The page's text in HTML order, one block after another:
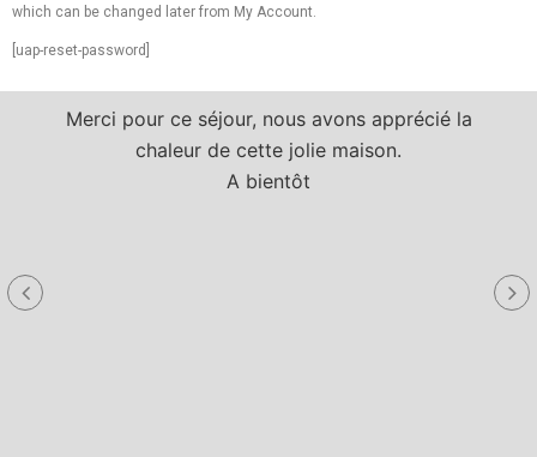
which can be changed later from My Account.
[uap-reset-password]
Merci pour ce séjour, nous avons apprécié la
chaleur de cette jolie maison.
A bientôt